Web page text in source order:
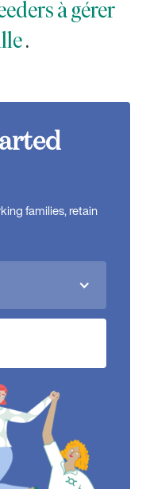
à gérer
.
families, retain